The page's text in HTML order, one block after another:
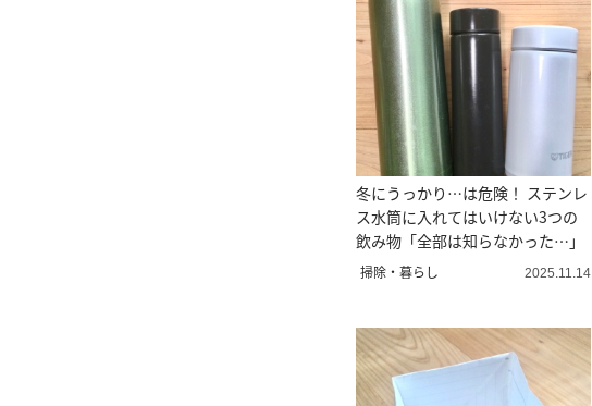
冬にうっかり…は危険！ ステンレ
ス水筒に入れてはいけない3つの
飲み物「全部は知らなかった…」
掃除・暮らし 2025.11.14